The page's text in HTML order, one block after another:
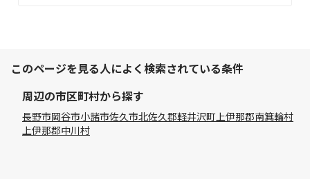
このページを見る人によく検索されている条件
周辺の市区町村から探す
長野市岡谷市小諸市佐久市北佐久郡軽井沢町 上伊那郡南箕輪村
上伊那郡中川村